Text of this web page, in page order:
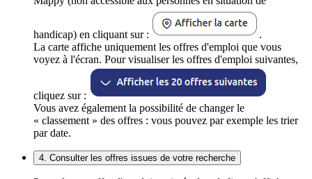
handicap) en cliquant sur :
.
La carte affiche uniquement les offres d'emploi que vous
voyez à l'écran. Pour visualiser les offres d'emploi suivantes,
cliquez sur :
Vous avez également la possibilité de changer le
« classement » des offres : vous pouvez par exemple les trier
par date.
4. Consulter les offres issues de votre recherche